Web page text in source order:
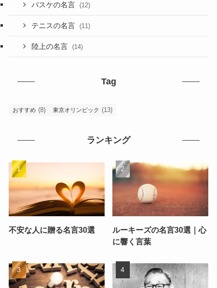
バスケの名言 (12)
テニスの名言 (11)
陸上の名言 (14)
Tag
おすすめ (8) 東京オリンピック (13)
ランキング
不安な人に贈る名言30選
ルーキーズの名言30選｜心
に響く言葉